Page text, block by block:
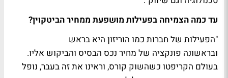
עד כמה הצמיחה בפעילות מושפעת ממחיר הביטקוין?
"הפעילות של חברות כמו הוריזון היא בראש
ובראשונה פונקציה של מחיר נכס הבסיס והביקוש אליו.
בעולם הקריפטו כשהשוק קורס, וראינו את זה בעבר, נופל